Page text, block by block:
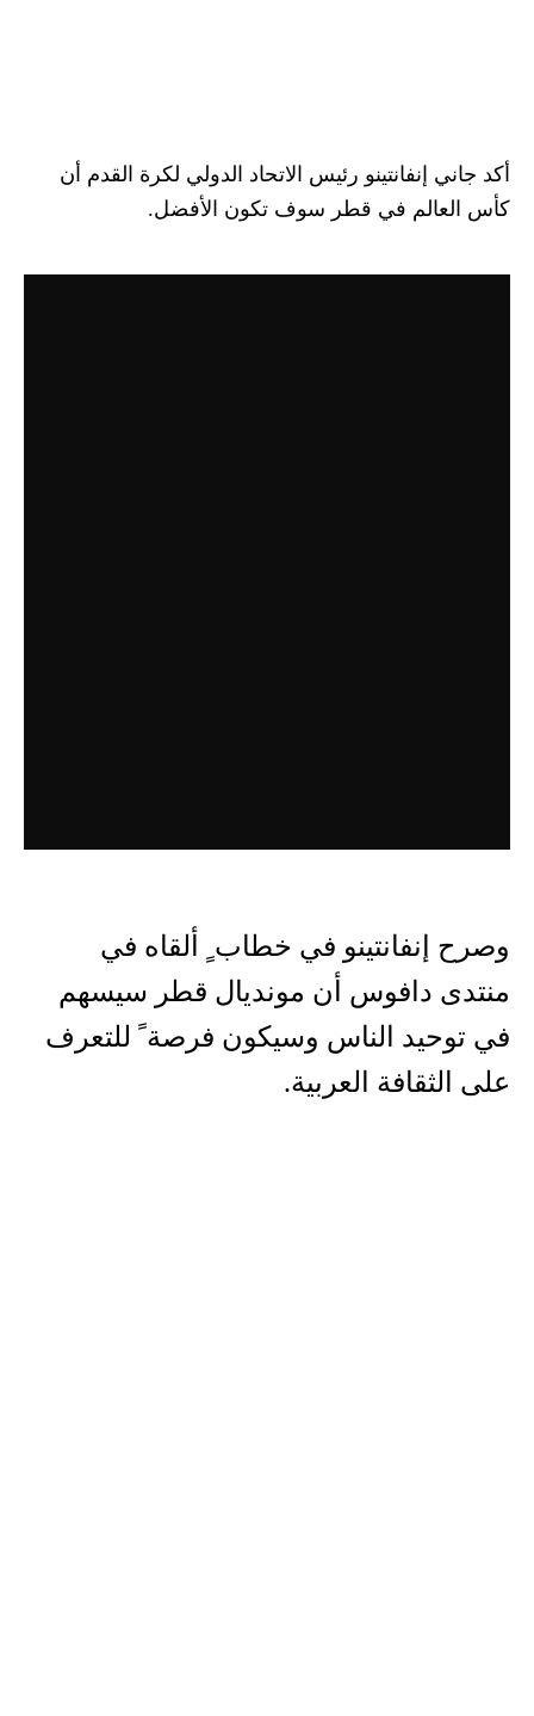
أكد جاني إنفانتينو رئيس الاتحاد الدولي لكرة القدم أن
كأس العالم في قطر سوف تكون الأفضل.
وصرح إنفانتينو في خطاب ٍ ألقاه في
منتدى دافوس أن مونديال قطر سيسهم
في توحيد الناس وسيكون فرصة ً للتعرف
على الثقافة العربية.